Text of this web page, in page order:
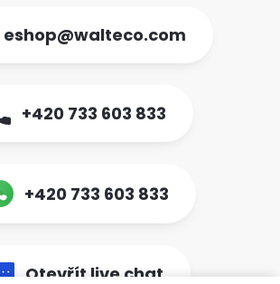
eshop@walteco.com
+420 733 603 833
+420 733 603 833
Otevřít live chat